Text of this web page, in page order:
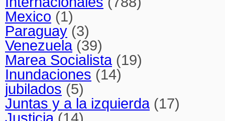
Mexico (1)
Paraguay (3)
Venezuela(39)
Marea Socialista(19)
Inundaciones (14)
jubilados (5)
Juntas y a la izquierda(17)